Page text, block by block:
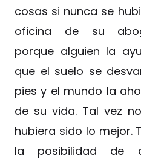
cosas si nunca se
oficina de su
porque alguien la
que el suelo se
pies y el mundo la
de su vida. Tal vez
hubiera sido lo mejor.
la posibilidad de